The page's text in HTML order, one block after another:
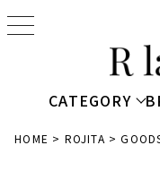
t
e
CATEGORY
HOME ROJITA